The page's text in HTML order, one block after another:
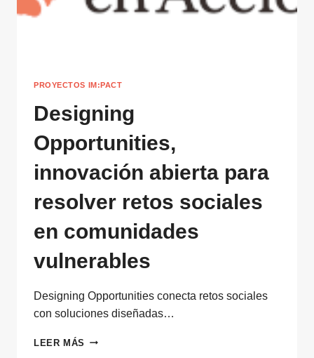
PROYECTOS IM:PACT
Designing
Opportunities,
innovación abierta para
resolver retos sociales
en comunidades
vulnerables
Designing Opportunities conecta retos sociales
con soluciones diseñadas…
LEER MÁS DESIGNING